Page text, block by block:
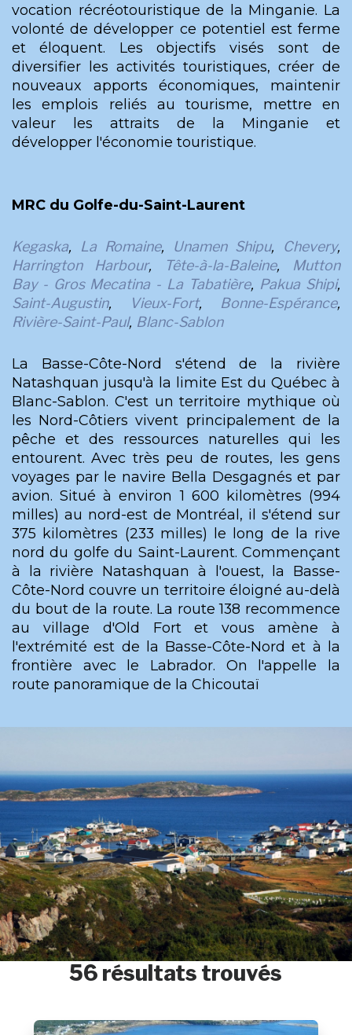
vocation récréotouristique de la Minganie. La
volonté de développer ce potentiel est ferme
et éloquent. Les objectifs visés sont de
diversifier les activités touristiques, créer de
nouveaux apports économiques, maintenir
les emplois reliés au tourisme, mettre en
valeur les attraits de la Minganie et
développer l'économie touristique.
MRC du Golfe-du-Saint-Laurent
Kegaska, La Romaine, Unamen Shipu, Chevery,
Harrington Harbour, Tête-à-la-Baleine, Mutton
Bay - Gros Mecatina - La Tabatière, Pakua Shipi,
Saint-Augustin, Vieux-Fort, Bonne-Espérance,
Rivière-Saint-Paul, Blanc-Sablon
La Basse-Côte-Nord s'étend de la rivière
Natashquan jusqu'à la limite Est du Québec à
Blanc-Sablon. C'est un territoire mythique où
les Nord-Côtiers vivent principalement de la
pêche et des ressources naturelles qui les
entourent. Avec très peu de routes, les gens
voyages par le navire Bella Desgagnés et par
avion. Situé à environ 1 600 kilomètres (994
milles) au nord-est de Montréal, il s'étend sur
375 kilomètres (233 milles) le long de la rive
nord du golfe du Saint-Laurent. Commençant
à la rivière Natashquan à l'ouest, la Basse-
Côte-Nord couvre un territoire éloigné au-delà
du bout de la route. La route 138 recommence
au village d'Old Fort et vous amène à
l'extrémité est de la Basse-Côte-Nord et à la
frontière avec le Labrador. On l'appelle la
route panoramique de la Chicoutaï
56 résultats trouvés